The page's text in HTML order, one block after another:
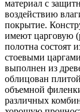
материал с
воздействию
покрытие.
имеют царговую
полотна состоят
стоевыми
выполнен из
облицован
объемной
различных